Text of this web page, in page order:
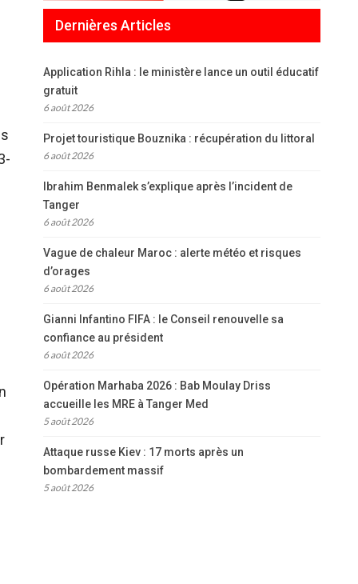
Dernières Articles
Application Rihla : le ministère lance un outil éducatif
gratuit
6 août 2026
Projet touristique Bouznika : récupération du littoral
6 août 2026
Ibrahim Benmalek s’explique après l’incident de
Tanger
6 août 2026
Vague de chaleur Maroc : alerte météo et risques
d’orages
6 août 2026
Gianni Infantino FIFA : le Conseil renouvelle sa
confiance au président
6 août 2026
Opération Marhaba 2026 : Bab Moulay Driss
accueille les MRE à Tanger Med
5 août 2026
Attaque russe Kiev : 17 morts après un
bombardement massif
5 août 2026